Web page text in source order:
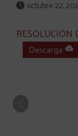
octubre 22,
RESOLUCION
Descarga